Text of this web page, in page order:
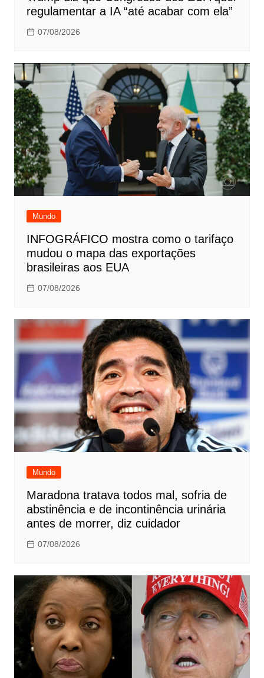
regulamentar a IA “até acabar com ela”
07/08/2026
Mundo
INFOGRÁFICO mostra como o tarifaço
mudou o mapa das exportações
brasileiras aos EUA
07/08/2026
Mundo
Maradona tratava todos mal, sofria de
abstinência e de incontinência urinária
antes de morrer, diz cuidador
07/08/2026